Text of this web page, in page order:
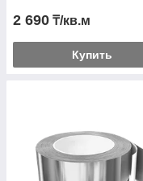
2 690 ₸/кв.м
Купить